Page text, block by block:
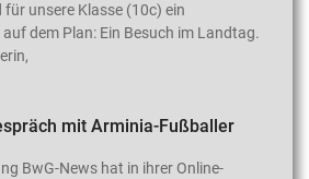
unsere Klasse (10c) ein
dem Plan: Ein Besuch im Landtag.
mit Arminia-Fußballer
BwG-News hat in ihrer Online-